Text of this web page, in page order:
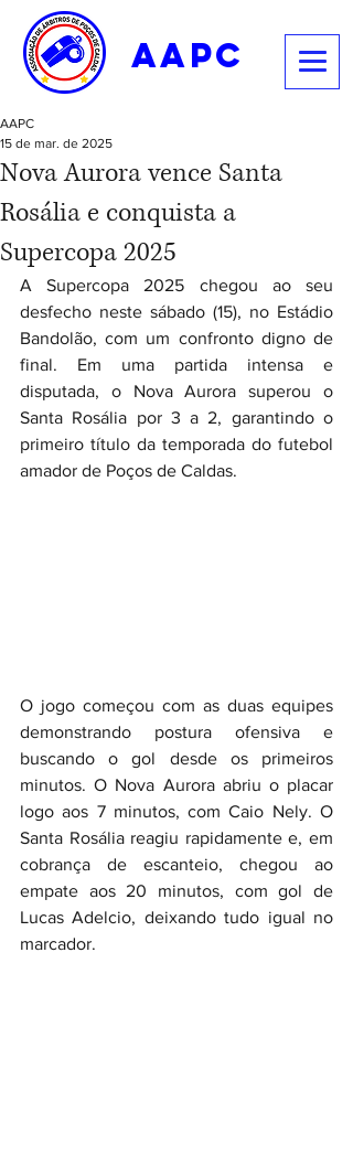
aapc
Nova Aurora vence Santa
Rosália e conquista a
Supercopa 2025
AAPC
15 de mar. de 2025
A Supercopa 2025 chegou ao seu
desfecho neste sábado (15), no Estádio
Bandolão, com um confronto digno de
final. Em uma partida intensa e
disputada, o Nova Aurora superou o
Santa Rosália por 3 a 2, garantindo o
primeiro título da temporada do futebol
amador de Poços de Caldas.
O jogo começou com as duas equipes
demonstrando postura ofensiva e
buscando o gol desde os primeiros
minutos. O Nova Aurora abriu o placar
logo aos 7 minutos, com Caio Nely. O
Santa Rosália reagiu rapidamente e, em
cobrança de escanteio, chegou ao
empate aos 20 minutos, com gol de
Lucas Adelcio, deixando tudo igual no
marcador.